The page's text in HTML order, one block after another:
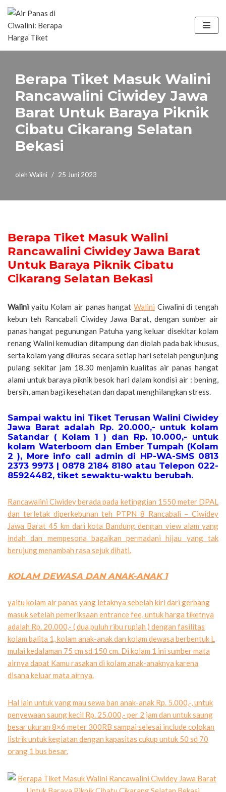
Lompat
ke
konten
Berapa Tiket Masuk Walini
Rancawalini Ciwidey Jawa
Barat Untuk Baraya Piknik
Cibatu Cikarang Selatan
Bekasi
oleh Walini 25 Juni 2023
Berapa Tiket Masuk Walini
Rancawalini Ciwidey Jawa Barat
Untuk Baraya Piknik Cibatu
Cikarang Selatan Bekasi
Walini yaitu Kolam air panas hangat Walini Ciwalini di tengah
kebun teh Rancabali Ciwidey Jawa Barat, dengan sumber air
panas hangat pegunungan Patuha yang keluar disekitar kolam
renang Walini kemudian ditampung dan diolah pada bak khusus,
serta kolam yang dikuras secara setiap hari setelah pengunjung
pulang sekitar jam 18.30 menjamin kualitas air panas hangat
alami untuk baraya piknik besok hari dalam kondisi air : bening,
bersih, aman bagi kesehatan dan dapat menghilangkan stress.
Sampai waktu ini Tiket Terusan Walini Ciwidey
Jawa Barat adalah Rp. 20.000,- untuk kolam
Satandar ( Kolam 1 ) dan Rp. 10.000,- untuk
kolam Waterboom dan Ember Tumpah (Kolam
2 ), More info call admin di HP-WA-SMS 0813
2373 9973 | 0878 2184 8180 atau Telepon 022-
85924482, tiket sewaktu-waktu berubah.
Rancawalini Ciwidey berada pada ketinggian 1550 meter DPAL
dan terletak diperkebunan teh PTPN 8 Rancabali – Ciwidey
Jawa Barat 45 km dari kota Bandung dengan view alam yang
indah dan mempesona bagaikan permadani hijau yang tak
berujung menambah rasa sejuk dihati.
KOLAM DEWASA DAN ANAK-ANAK 1
yaitu kolam air panas yang letaknya sebelah kiri dari gerbang
masuk setelah pemeriksaan entrance fee, untuk harga tiketnya
adalah Rp. 20.000,- ( dua puluh ribu rupiah ) dengan fasilitas
kolam balita 1, kolam anak-anak dan kolam dewasa berbentuk L
mulai kedalaman 75 cm sd 150 cm. Di kolam 1 ini sumber mata
airnya dapat Kamu rasakan di kolam anak-anaknya karena
disana keluar mata airnya.
Hal lain untuk yang mau sewa ban anak-anak Rp. 5.000,-, untuk
penyewaan saung kecil Rp. 25.000,- per 2 jam dan untuk saung
besar ukuran 8×6 meter 300RB sampai selesai include colokan
listrik untuk kegiatan dengan kapasitas cukup untuk 50 sd 70
orang 1 bus besar.